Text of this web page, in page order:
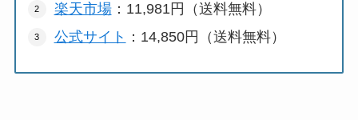
楽天市場：11,981円（送料無料）
公式サイト ：14,850円（送料無料）